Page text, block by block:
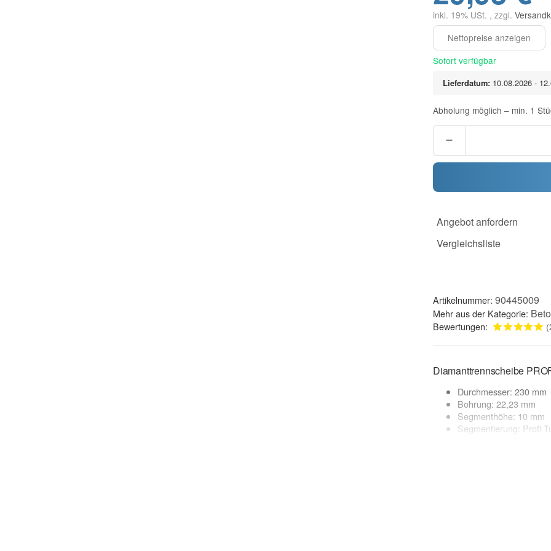
inkl. 19% USt. , zzgl.
Sofort verfügbar
Lieferdatum: 10.08.2026 -
Abholung möglich – min. 1
Angebot anfordern
Vergleichsliste
Artikelnummer: 90445009
Mehr aus der Kategorie:
Bewertungen:
Diamanttrennscheibe
Durchmesser: 230 mm
Bohrung: 22,23 mm
Segmenthöhe: 10 mm
Segmentierung: Profi